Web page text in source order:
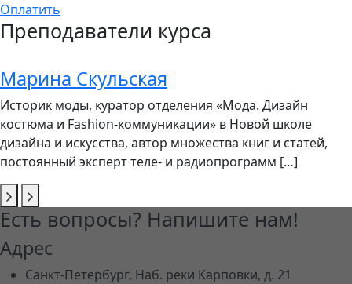
Оплатить
Преподаватели курса
Марина Скульская
Историк моды, куратор отделения «Мода. Дизайн
костюма и Fashion-коммуникации» в Новой школе
дизайна и искусства, автор множества книг и статей,
постоянный эксперт теле- и радиопрограмм […]
Есть вопросы? Напишите нам!
Адрес
Санкт-Петербург, Наб. реки Карповки, д. 21